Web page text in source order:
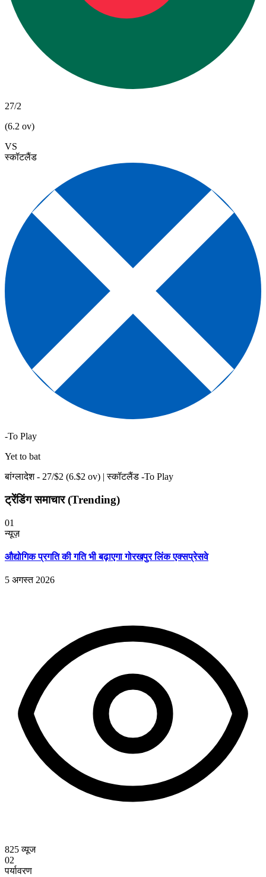
27/2
(6.2 ov)
VS
स्कॉटलैंड
-To Play
Yet to bat
बांग्लादेश - 27/$2 (6.$2 ov) | स्कॉटलैंड -To Play
ट्रेंडिंग समाचार (Trending)
01
न्यूज़
औद्योगिक प्रगति की गति भी बढ़ाएगा गोरखपुर लिंक एक्सप्रेसवे
5 अगस्त 2026
825व्यूज
02
पर्यावरण